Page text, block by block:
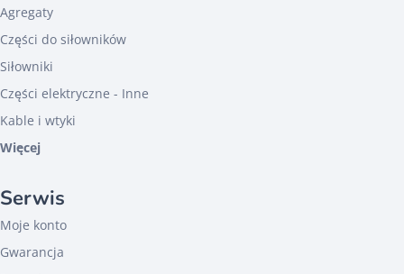
Agregaty
Części do siłowników
Siłowniki
Części elektryczne - Inne
Kable i wtyki
Więcej
Serwis
Moje konto
Gwarancja